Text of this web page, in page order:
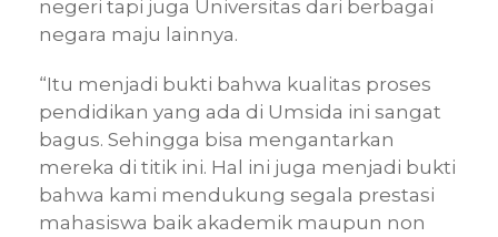
negeri tapi juga Universitas dari berbagai
negara maju lainnya.
“Itu menjadi bukti bahwa kualitas proses
pendidikan yang ada di Umsida ini sangat
bagus. Sehingga bisa mengantarkan
mereka di titik ini. Hal ini juga menjadi bukti
bahwa kami mendukung segala prestasi
mahasiswa baik akademik maupun non